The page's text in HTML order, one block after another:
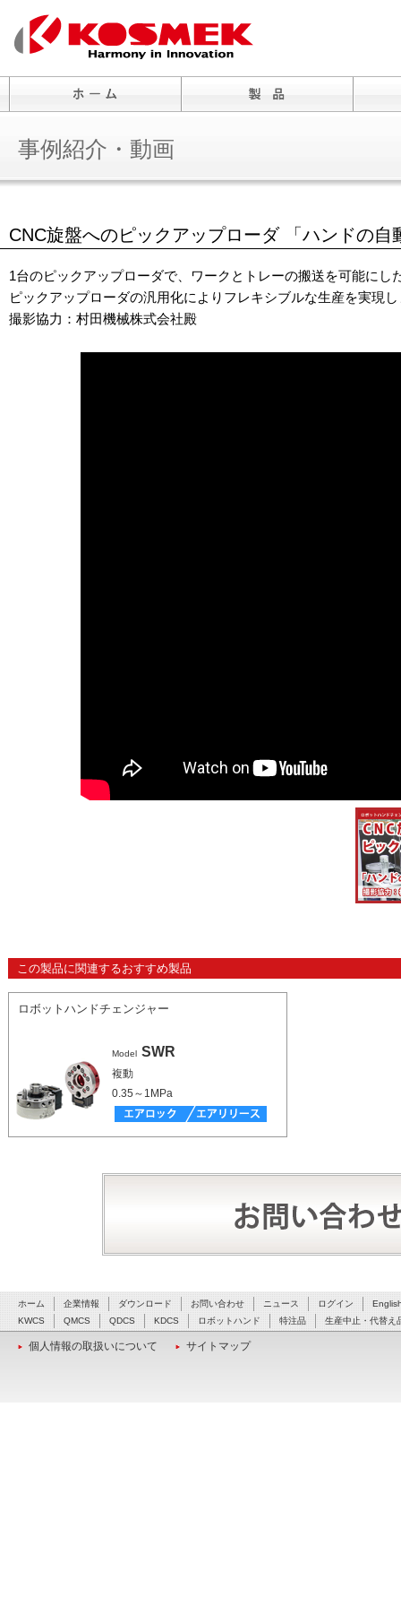
事例紹介・動画
CNC旋盤へのピックアップローダ 「ハンドの自
1台のピックアップローダで、ワークとトレーの搬送を可能にし
ピックアップローダの汎用化によりフレキシブルな生産を実現
撮影協力：村田機械株式会社殿
この製品に関連するおすすめ製品
ロボットハンドチェンジャー
Model SWR
複動
0.35～1MPa
ホーム 企業情報 ダウンロード お問い合わせ ニュース ログイン
KWCS
QMCS QDCS KDCS ロボットハンド 特注品 生産中止・代替え
個人情報の取扱いについて サイトマップ